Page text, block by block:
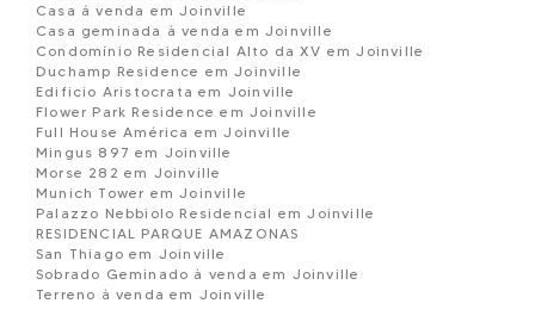
Casa á venda em Joinville
Casa geminada à venda em Joinville
Condomínio Residencial Alto da XV em Joinville
Duchamp Residence em Joinville
Edificio Aristocrata em Joinville
Flower Park Residence em Joinville
Full House América em Joinville
Mingus 897 em Joinville
Morse 282 em Joinville
Munich Tower em Joinville
Palazzo Nebbiolo Residencial em Joinville
RESIDENCIAL PARQUE AMAZONAS
San Thiago em Joinville
Sobrado Geminado à venda em Joinville
Terreno à venda em Joinville